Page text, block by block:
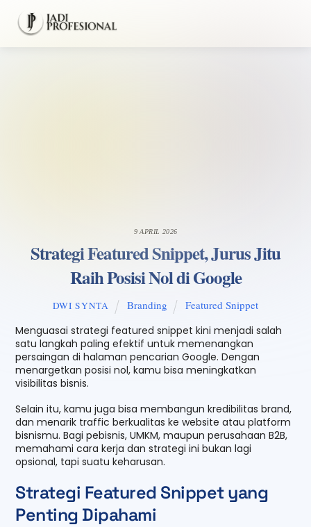
content
9 APRIL 2026
Strategi Featured Snippet, Jurus Jitu
Raih Posisi Nol di Google
DWI SYNTA Branding
Featured Snippet
Menguasai strategi featured snippet kini menjadi salah
satu langkah paling efektif untuk memenangkan
persaingan di halaman pencarian Google. Dengan
menargetkan posisi nol, kamu bisa meningkatkan
visibilitas bisnis.
Selain itu, kamu juga bisa membangun kredibilitas brand,
dan menarik traffic berkualitas ke website atau platform
bisnismu. Bagi pebisnis, UMKM, maupun perusahaan B2B,
memahami cara kerja dan strategi ini bukan lagi
opsional, tapi suatu keharusan.
Strategi Featured Snippet yang
Penting Dipahami